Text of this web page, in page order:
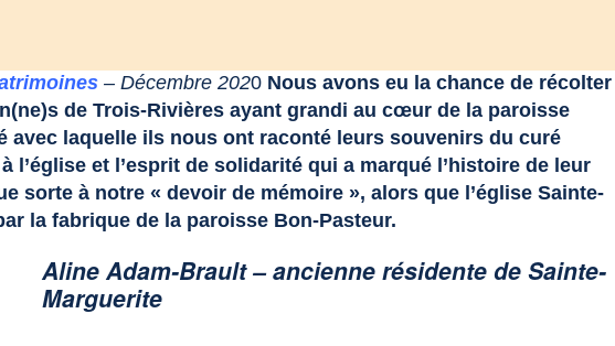
– Décembre 2020 Nous avons eu la chance de récolter
de Trois-Rivières ayant grandi au cœur de la paroisse
avec laquelle ils nous ont raconté leurs souvenirs du curé
l’église et l’esprit de solidarité qui a marqué l’histoire de leur
sorte à notre « devoir de mémoire », alors que l’église Sainte-
la fabrique de la paroisse Bon-Pasteur.
Aline Adam-Brault – ancienne résidente de Sainte-
Marguerite